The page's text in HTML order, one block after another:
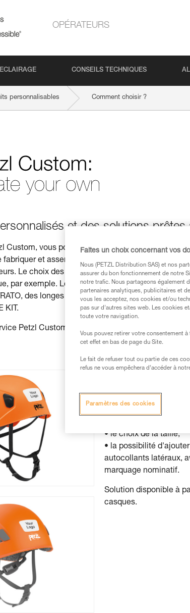
OPÉRATEURS
ECLAIRAGE CONSEILS TECHNIQUES
personnalisables Comment choisir ?
et des solutions prêtes
Custom, vous pouvez demander à personnaliser
et assembler des produits prêts à
Le choix des couleurs permet en particulier
par exemple. Le service Petzl Custom permet
des longes JOKO, certaines cordes semi-
KIT.
Petzl Custom, il vous suffit de contacter votre
Casques PANGA
• le choix de la taille,
• la possibilité
autocollants latéraux,
marquage nominatif.
Solution disponible à
casques.
Faites un choix concernant vos
Nous (PETZL Distribution SAS) et nos
assurer du bon fonctionnement de notre
notre trafic. Nous partageons également
partenaires analytiques, publicitaires et
vous les acceptez, nos cookies et/ou
pas sur d’autres sites web. Les cookies
toute votre navigation.
Vous pouvez retirer votre consentement
cet effet en bas de page du Site.
Le fait de refuser tout ou partie de ces
refus ne vous empêchera d’accéder à
Paramètres des cookies